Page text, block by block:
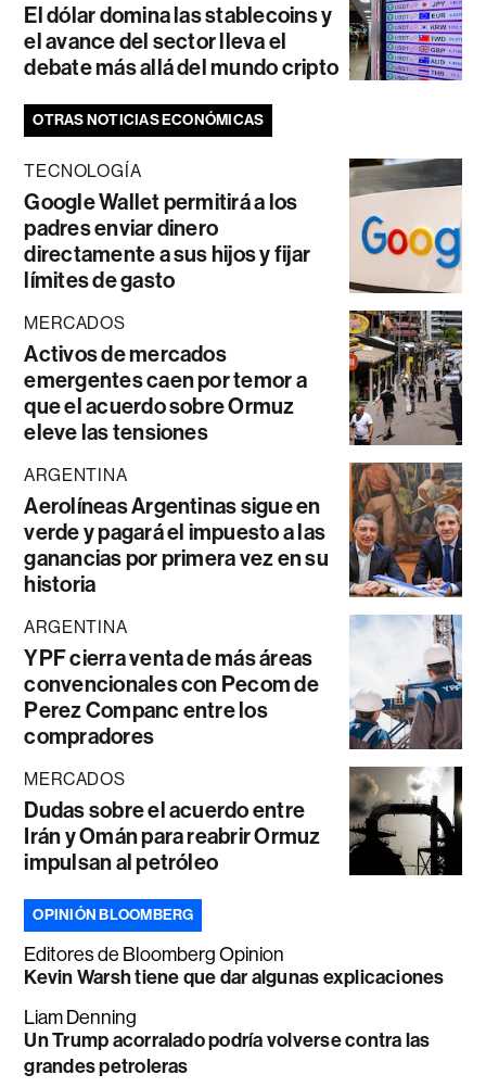
El dólar domina las stablecoins y
el avance del sector lleva el
debate más allá del mundo cripto
OTRAS NOTICIAS ECONÓMICAS
TECNOLOGÍA
Google Wallet permitirá a los
padres enviar dinero
directamente a sus hijos y fijar
límites de gasto
MERCADOS
Activos de mercados
emergentes caen por temor a
que el acuerdo sobre Ormuz
eleve las tensiones
ARGENTINA
Aerolíneas Argentinas sigue en
verde y pagará el impuesto a las
ganancias por primera vez en su
historia
ARGENTINA
YPF cierra venta de más áreas
convencionales con Pecom de
Perez Companc entre los
compradores
MERCADOS
Dudas sobre el acuerdo entre
Irán y Omán para reabrir Ormuz
impulsan al petróleo
OPINIÓN BLOOMBERG
Editores de Bloomberg Opinion
Kevin Warsh tiene que dar algunas explicaciones
Liam Denning
Un Trump acorralado podría volverse contra las
grandes petroleras